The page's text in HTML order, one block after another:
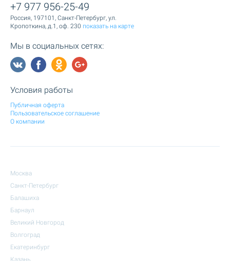
+7 977 956-25-49
Россия, 197101, Санкт-Петербург, ул.
Кропоткина, д.1, оф. 230 показать на карте
Мы в социальных сетях:
Условия работы
Публичная оферта
Пользовательское соглашение
О компании
Москва
Санкт-Петербург
Балашиха
Барнаул
Великий Новгород
Волгоград
Екатеринбург
Казань